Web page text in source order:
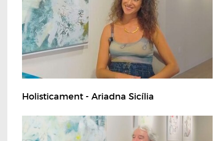
Holisticament - Ariadna Sicília